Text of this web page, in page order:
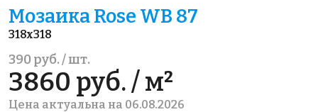
Мозаика Rose WB 87
318x318
390 руб. / шт.
3860 руб. / м²
Цена актуальна на 06.08.2026